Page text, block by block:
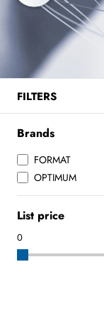
FILTERS
Brands
FORMAT
OPTIMUM
List price